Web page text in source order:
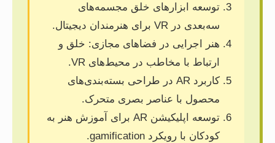
توسعه ابزارهای خلق مجسمه‌های
سه‌بعدی در VR برای هنرمندان دیجیتال.
هنر اجرایی در فضاهای مجازی: خلق و
ارتباط با مخاطب در محیط‌های VR.
کاربرد AR در طراحی بسته‌بندی‌های
محصول با عناصر بصری متحرک.
توسعه اپلیکیشن AR برای آموزش هنر به
کودکان با رویکرد gamification.